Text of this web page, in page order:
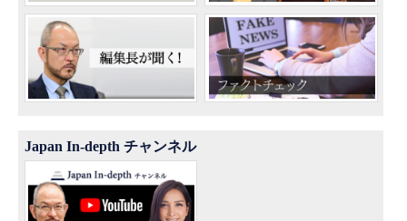
Japan In-depth チャンネル